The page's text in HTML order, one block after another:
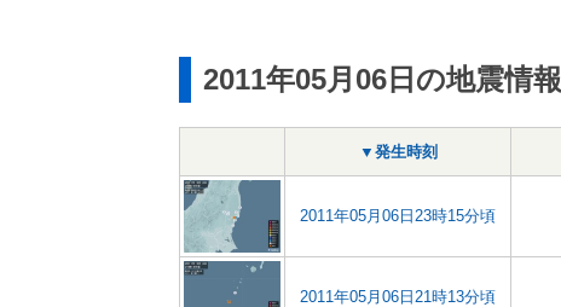
2011年05月06日の地震情報
▼発生時刻
2011年05月06日23時15分頃
2011年05月06日21時13分頃